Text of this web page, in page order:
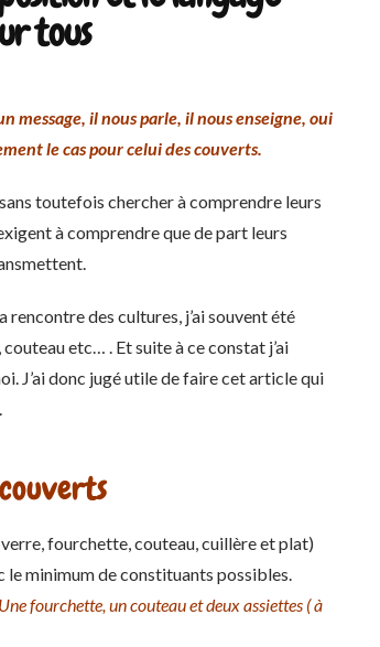
tous
message, il nous parle, il nous enseigne, oui
le cas pour celui des couverts.
toutefois chercher à comprendre leurs
à comprendre que de part leurs
rencontre des cultures, j’ai souvent été
etc… . Et suite à ce constat j’ai
J’ai donc jugé utile de faire cet article qui
fourchette, couteau, cuillère et plat)
le minimum de constituants possibles.
fourchette, un couteau et deux assiettes ( à